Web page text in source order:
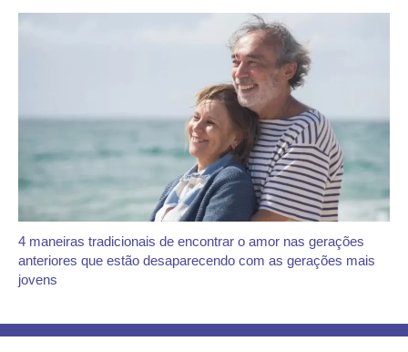
4 maneiras tradicionais de encontrar o amor nas gerações
anteriores que estão desaparecendo com as gerações mais
jovens